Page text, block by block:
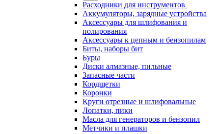
Расходники для инструментов
Аккумуляторы, зарядные устройства
Аксессуары для шлифования и
полирования
Аксессуары к цепным и бензопилам
Биты, наборы бит
Буры
Диски алмазные, пильные
Запасные части
Кордщетки
Коронки
Круги отрезные и шлифовальные
Лопатки, пики
Масла для генераторов и бензопил
Метчики и плашки